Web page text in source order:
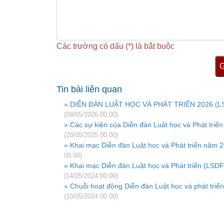
Các trường có dấu (*) là bắt buộc
Tin bài liên quan
» DIỄN ĐÀN LUẬT HỌC VÀ PHÁT TRIỂN 2026
(08/05/2026 00:00)
» Các sự kiện của Diễn đàn Luật học và Phát
(28/05/2025 00:00)
» Khai mạc Diễn đàn Luật học và Phát triển năm
00:00)
» Khai mạc Diễn đàn Luật học và Phát triển
(14/05/2024 00:00)
» Chuỗi hoạt động Diễn đàn Luật học và phát
(10/05/2024 00:00)